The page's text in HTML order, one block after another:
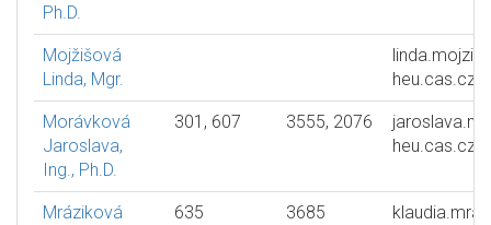
Ph.D.
Mojžišová
Linda, Mgr.
heu.cas.cz
Morávková
Jaroslava,
Ing., Ph.D.
301, 607 3555, 2076
heu.cas.cz
Mráziková
635 3685